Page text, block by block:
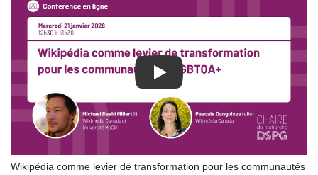
Play
Wikipédia comme levier de transformation pour les communautés